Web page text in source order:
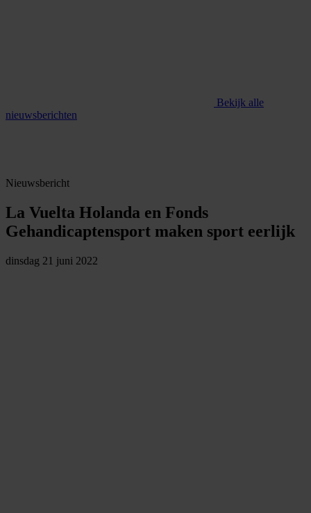
Bekijk alle
nieuwsberichten
Nieuwsbericht
La Vuelta Holanda en Fonds
Gehandicaptensport maken sport eerlijk
dinsdag 21 juni 2022